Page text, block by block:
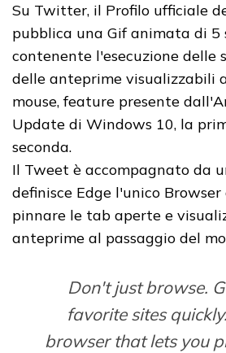
Su Twitter, il Profilo ufficiale
pubblica una Gif animata di 5
contenente l'esecuzione delle
delle anteprime visualizzabili
mouse, feature presente
Update di Windows 10, la
seconda.
Il Tweet è accompagnato da
definisce Edge l'unico
pinnare le tab aperte e
anteprime al passaggio del
Don't just browse.
favorite sites
browser that lets you